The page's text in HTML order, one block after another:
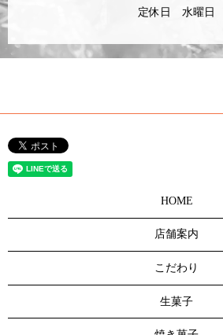
定休日 水曜日
HOME
店舗案内
こだわり
生菓子